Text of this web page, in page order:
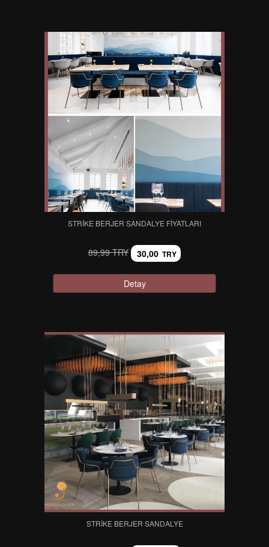
STRIKE BERJER SANDALYE FIYATLARI
89,99 TRY 30,00 TRY
Detay
STRIKE BERJER SANDALYE